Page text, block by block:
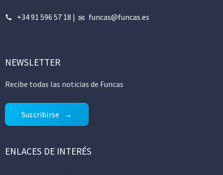
+34 91 596 57 18 | funcas@funcas.es
NEWSLETTER
Recibe todas las noticias de Funcas
Suscribirse
ENLACES DE INTERÉS